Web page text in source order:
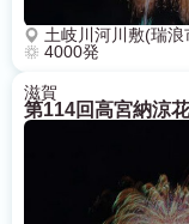
土岐川河川敷(瑞
4000発
滋賀
第114回高宮納涼